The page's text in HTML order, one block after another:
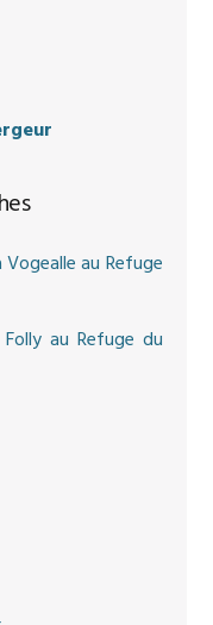
au Refuge
au Refuge du